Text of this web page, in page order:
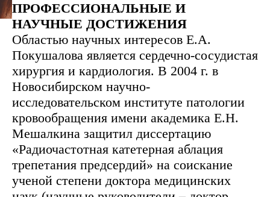
ПРОФЕССИОНАЛЬНЫЕ И
НАУЧНЫЕ ДОСТИЖЕНИЯ
Областью научных интересов Е.А.
Покушалова является сердечно-сосудистая
хирургия и кардиология. В 2004 г. в
Новосибирском научно-
исследовательском институте патологии
кровообращения имени академика Е.Н.
Мешалкина защитил диссертацию
«Радиочастотная катетерная аблация
трепетания предсердий» на соискание
ученой степени доктора медицинских